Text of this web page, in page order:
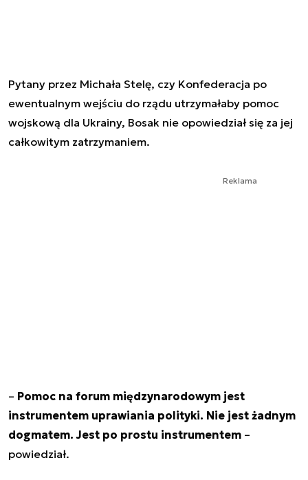
Pytany przez Michała Stelę, czy Konfederacja po
ewentualnym wejściu do rządu utrzymałaby pomoc
wojskową dla Ukrainy, Bosak nie opowiedział się za jej
całkowitym zatrzymaniem.
Reklama
– Pomoc na forum międzynarodowym jest
instrumentem uprawiania polityki. Nie jest żadnym
dogmatem. Jest po prostu instrumentem –
powiedział.